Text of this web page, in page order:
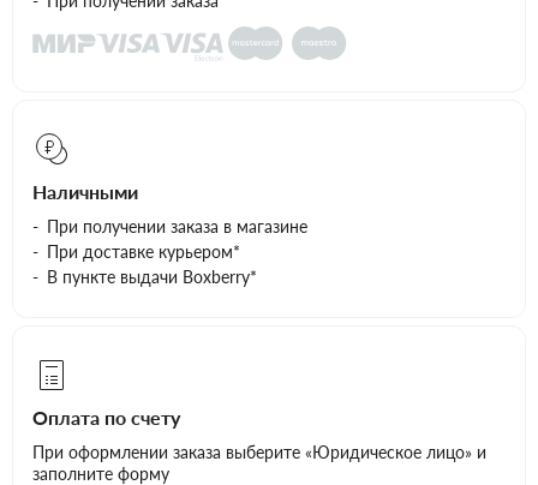
Наличными
При получении заказа в магазине
При доставке курьером*
В пункте выдачи Boxberry*
Оплата по счету
При оформлении заказа выберите «Юридическое лицо» и
заполните форму